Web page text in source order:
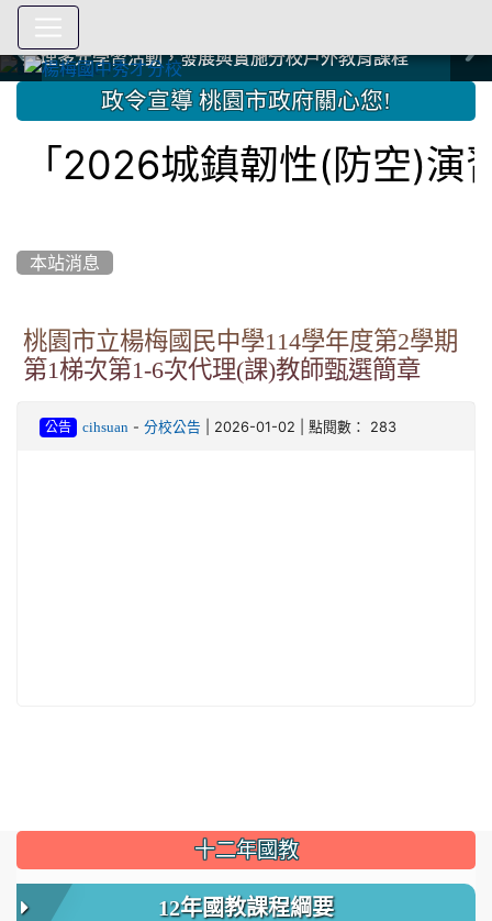
中國信託商業銀行 2023.04.22 愛傳球計畫
中國信託商業銀行 2023.04.22 愛傳球計畫
辦理多元學習活動，發展與實施分校戶外教育課程
辦理多元學習活動，發展與實施分校戶外教育課程
爭取社會資源，傳愛與溫暖：2024.3.19 桃園市家長會與桃
園女子美容商業童也工會義剪活動
爭取社會資源，傳愛與溫暖：2024.3.19 桃園市家長會與桃
園女子美容商業童也工會義剪活動
112學年度畢業學生與師長合照
112學年度畢業學生與師長合照
辦理多元學習活動，發展與實施分校戶外教育課程
辦理多元學習活動，發展與實施分校戶外教育課程
爭取社會資源，傳愛與溫暖：110.12.22 國際獅子會與本校
師生歲末感恩活動
爭取社會資源，傳愛與溫暖：110.12.22 國際獅子會與本校
師生歲末感恩活動
爭取社會資源，傳愛與溫暖：110.12.22 國際獅子會贈送本
校學生耶誕禮物
爭取社會資源，傳愛與溫暖：110.12.22 國際獅子會贈送本
校學生耶誕禮物
112.9.27參觀客家博覽會
112.9.27參觀客家博覽會
2023.12.27 國際獅子會贈送本校學生耶誕禮物
2023.12.27 國際獅子會贈送本校學生耶誕禮物
2023.12.27 國際獅子會贊助本校學生獎助學金
2023.12.27 國際獅子會贊助本校學生獎助學金
2023.12.27 聖誕感恩歌謠競賽；本校師生與國際獅子會獅
兄、師姐同樂
2023.12.27 聖誕感恩歌謠競賽；本校師生與國際獅子會獅
兄、師姐同樂
建置優質學習空間；合作互惠，建立良善公共關係
建置優質學習空間；合作互惠，建立良善公共關係
::: 政令宣導 桃園市政府關心您!
「2026城鎮韌性(防空)演
本站消息
桃園市立楊梅國民中學114學年度第2學期
第1梯次第1-6次代理(課)教師甄選簡章
公告 cihsuan- 分校公告 | 2026-01-02 | 點閱數： 283
::: 十二年國教
12年國教課程綱要